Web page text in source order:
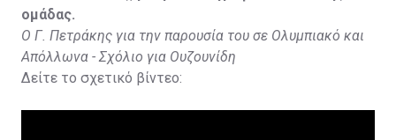
ομάδας.
Ο Γ. Πετράκης για την παρουσία του σε Ολυμπιακό και
Απόλλωνα - Σχόλιο για Ουζουνίδη
Δείτε το σχετικό βίντεο: